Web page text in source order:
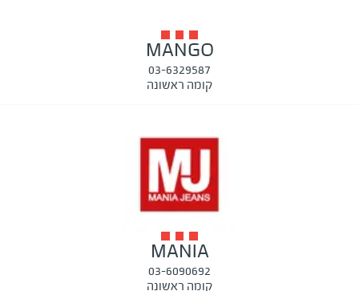
MANGO
03-6329587
קומה ראשונה
MANIA
03-6090692
קומה ראשונה